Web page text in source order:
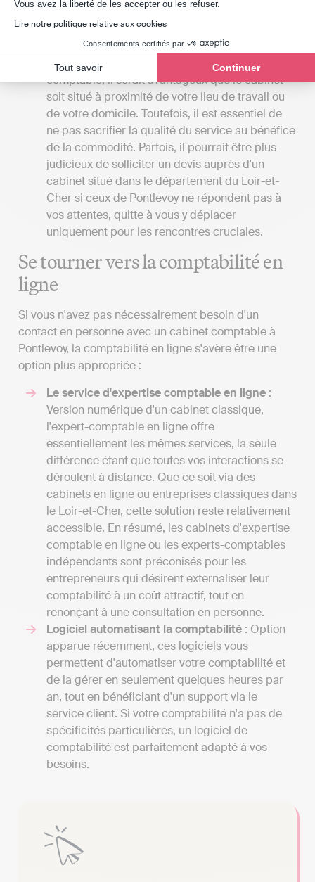
Vous avez la liberté de les accepter ou les refuser.
Lire notre politique relative aux cookies
Consentements certifiés par
Tout savoir Continuer
transmettre vos déclarations fiscales en ligne
dès 20 € HT par mois.
La localisation du cabinet: Si vous privilégiez
les rendez-vous en présentiel avec votre expert-
comptable, il serait avantageux que le cabinet
soit situé à proximité de votre lieu de travail ou
de votre domicile. Toutefois, il est essentiel de
ne pas sacrifier la qualité du service au bénéfice
de la commodité. Parfois, il pourrait être plus
judicieux de solliciter un devis auprès d'un
cabinet situé dans le département du Loir-et-
Cher si ceux de Pontlevoy ne répondent pas à
vos attentes, quitte à vous y déplacer
uniquement pour les rencontres cruciales.
Se tourner vers la comptabilité en
ligne
Si vous n'avez pas nécessairement besoin d'un
contact en personne avec un cabinet comptable à
Pontlevoy, la comptabilité en ligne s'avère être une
option plus appropriée :
Le service d'expertise comptable en ligne :
Version numérique d'un cabinet classique,
l'expert-comptable en ligne offre
essentiellement les mêmes services, la seule
différence étant que toutes vos interactions se
déroulent à distance. Que ce soit via des
cabinets en ligne ou entreprises classiques dans
le Loir-et-Cher, cette solution reste relativement
accessible. En résumé, les cabinets d'expertise
comptable en ligne ou les experts-comptables
indépendants sont préconisés pour les
entrepreneurs qui désirent externaliser leur
comptabilité à un coût attractif, tout en
renonçant à une consultation en personne.
Logiciel automatisant la comptabilité : Option
apparue récemment, ces logiciels vous
permettent d'automatiser votre comptabilité et
de la gérer en seulement quelques heures par
an, tout en bénéficiant d'un support via le
service client. Si votre comptabilité n'a pas de
spécificités particulières, un logiciel de
comptabilité est parfaitement adapté à vos
besoins.